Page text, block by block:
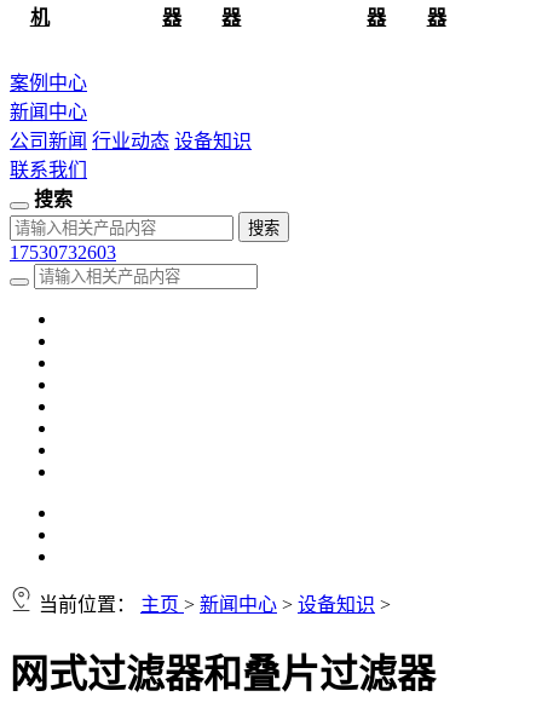
机
器
器
器
器
案例中心
新闻中心
公司新闻 行业动态 设备知识
联系我们
搜索
17530732603
当前位置： 主页 > 新闻中心 > 设备知识 >
网式过滤器和叠片过滤器